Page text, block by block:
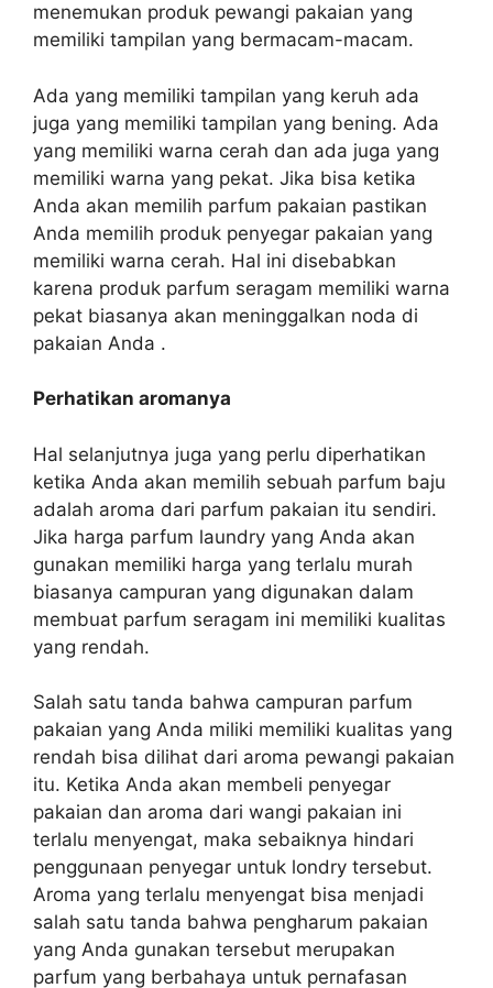
menemukan produk pewangi pakaian yang
memiliki tampilan yang bermacam-macam.
Ada yang memiliki tampilan yang keruh ada
juga yang memiliki tampilan yang bening. Ada
yang memiliki warna cerah dan ada juga yang
memiliki warna yang pekat. Jika bisa ketika
Anda akan memilih parfum pakaian pastikan
Anda memilih produk penyegar pakaian yang
memiliki warna cerah. Hal ini disebabkan
karena produk parfum seragam memiliki warna
pekat biasanya akan meninggalkan noda di
pakaian Anda .
Perhatikan aromanya
Hal selanjutnya juga yang perlu diperhatikan
ketika Anda akan memilih sebuah parfum baju
adalah aroma dari parfum pakaian itu sendiri.
Jika harga parfum laundry yang Anda akan
gunakan memiliki harga yang terlalu murah
biasanya campuran yang digunakan dalam
membuat parfum seragam ini memiliki kualitas
yang rendah.
Salah satu tanda bahwa campuran parfum
pakaian yang Anda miliki memiliki kualitas yang
rendah bisa dilihat dari aroma pewangi pakaian
itu. Ketika Anda akan membeli penyegar
pakaian dan aroma dari wangi pakaian ini
terlalu menyengat, maka sebaiknya hindari
penggunaan penyegar untuk londry tersebut.
Aroma yang terlalu menyengat bisa menjadi
salah satu tanda bahwa pengharum pakaian
yang Anda gunakan tersebut merupakan
parfum yang berbahaya untuk pernafasan